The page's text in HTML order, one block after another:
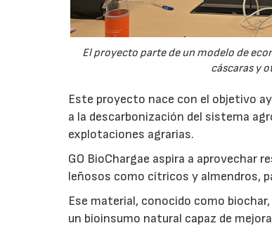
El proyecto parte de un modelo de
cáscaras y
Este proyecto nace con el objetivo
a la descarbonización del sistema
explotaciones agrarias.
GO BioChargae aspira a aprovechar
leñosos como cítricos y almendros,
Ese material, conocido como
un bioinsumo natural capaz de